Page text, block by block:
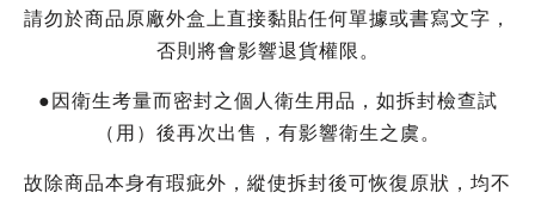
請勿於商品原廠外盒上直接黏貼任何單據或書寫文字，
否則將會影響退貨權限。
●因衛生考量而密封之個人衛生用品，如拆封檢查試
（用）後再次出售，有影響衛生之虞。
故除商品本身有瑕疵外，縱使拆封後可恢復原狀，均不